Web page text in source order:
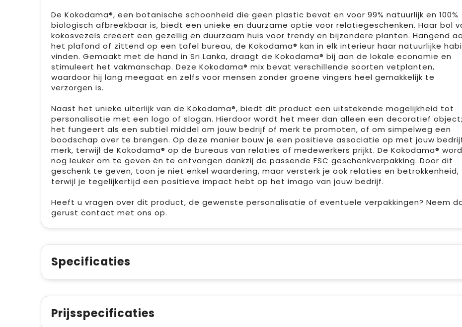
De Kokodama®, een botanische schoonheid die geen plastic bevat en voor 99% natuurlijk en 100%
biologisch afbreekbaar is, biedt een unieke en duurzame optie voor relatiegeschenken. Haar bol
kokosvezels creëert een gezellig en duurzaam huis voor trendy en bijzondere planten. Hangend
het plafond of zittend op een tafel bureau, de Kokodama® kan in elk interieur haar natuurlijke
vinden. Gemaakt met de hand in Sri Lanka, draagt de Kokodama® bij aan de lokale economie en
stimuleert het vakmanschap. Deze Kokodama® mix bevat verschillende soorten vetplanten,
waardoor hij lang meegaat en zelfs voor mensen zonder groene vingers heel gemakkelijk te
verzorgen is.
Naast het unieke uiterlijk van de Kokodama®, biedt dit product een uitstekende mogelijkheid tot
personalisatie met een logo of slogan. Hierdoor wordt het meer dan alleen een decoratief object;
het fungeert als een subtiel middel om jouw bedrijf of merk te promoten, of om simpelweg een
boodschap over te brengen. Op deze manier bouw je een positieve associatie op met jouw
merk, terwijl de Kokodama® op de bureaus van relaties of medewerkers prijkt. De Kokodama®
nog leuker om te geven én te ontvangen dankzij de passende FSC geschenkverpakking. Door dit
geschenk te geven, toon je niet enkel waardering, maar versterk je ook relaties en betrokkenheid,
terwijl je tegelijkertijd een positieve impact hebt op het imago van jouw bedrijf.
Heeft u vragen over dit product, de gewenste personalisatie of eventuele verpakkingen? Neem
gerust contact met ons op.
Specificaties
Prijsspecificaties